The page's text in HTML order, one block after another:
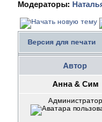
Модераторы:
Версия для печати
Автор
Анна & Сим
Администратор